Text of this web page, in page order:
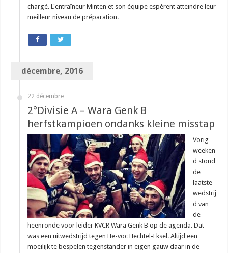
chargé. L'entraîneur Minten et son équipe espèrent atteindre leur
meilleur niveau de préparation.
décembre, 2016
22 décembre
2°Divisie A – Wara Genk B
herfstkampioen ondanks kleine misstap
Vorig
weeken
d stond
de
laatste
wedstrij
d van
de
heenronde voor leider KVCR Wara Genk B op de agenda. Dat
was een uitwedstrijd tegen He-voc Hechtel-Eksel. Altijd een
moeilijk te bespelen tegenstander in eigen gauw daar in de